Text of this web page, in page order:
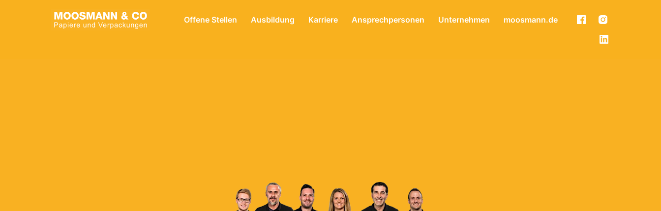
Startseite
Offene Stellen Ausbildung Karriere Ansprechpersonen Unternehmen moosmann.de